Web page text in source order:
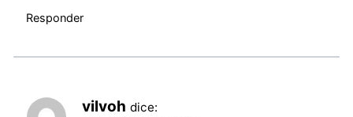
Responder
vilvoh dice: